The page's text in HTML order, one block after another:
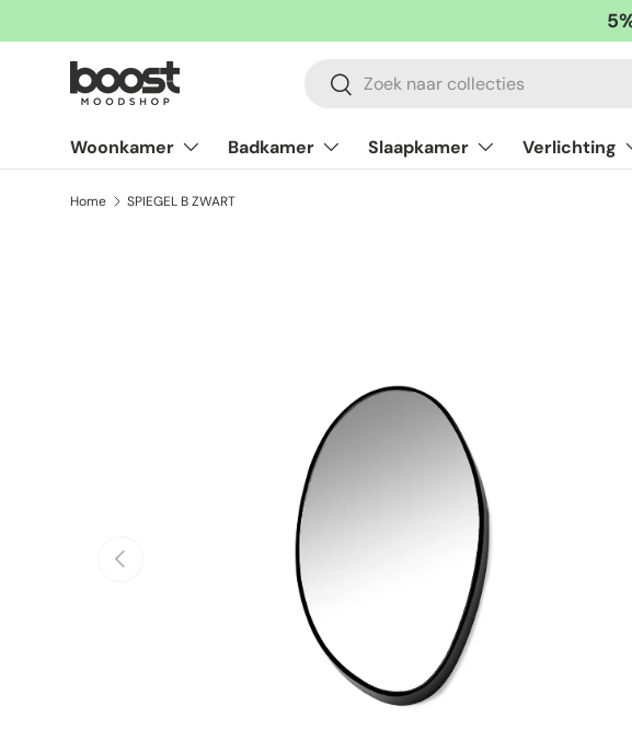
Ga naar inhoud
Zoeken
Zoeken
Woonkamer Badkamer Slaapkamer Verlichting
Home SPIEGEL B ZWART
Vorige